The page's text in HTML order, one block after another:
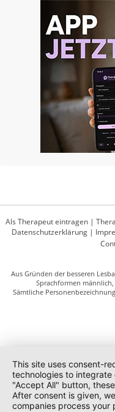
Als Therapeut eintragen |
Datenschutzerklärung|
Aus Gründen der besseren
Sprachformen
Sämtliche
This site uses consent-
technologies to
"Accept All" button,
After consent is given,
companies process your